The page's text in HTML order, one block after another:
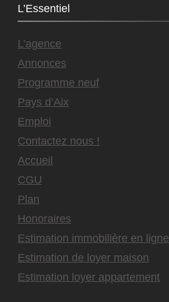
L’Essentiel
L’agence
Annonces
Programme neuf
Pays d’Aix
Emploi
Contactez nous !
Accueil
CGU
Plan
Honoraires
Estimation immobilière en ligne
Estimation de loyer maison
Estimation loyer appartement